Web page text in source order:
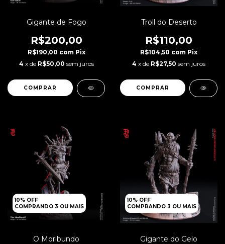
Gigante de Fogo
R$200,00
R$190,00 com Pix
4 x de R$50,00 sem juros
Troll do Deserto
R$110,00
R$104,50 com Pix
4 x de R$27,50 sem juros
10% OFF
COMPRANDO 3 OU MAIS
O Moribundo
10% OFF
COMPRANDO 3 OU MAIS
Gigante do Gelo